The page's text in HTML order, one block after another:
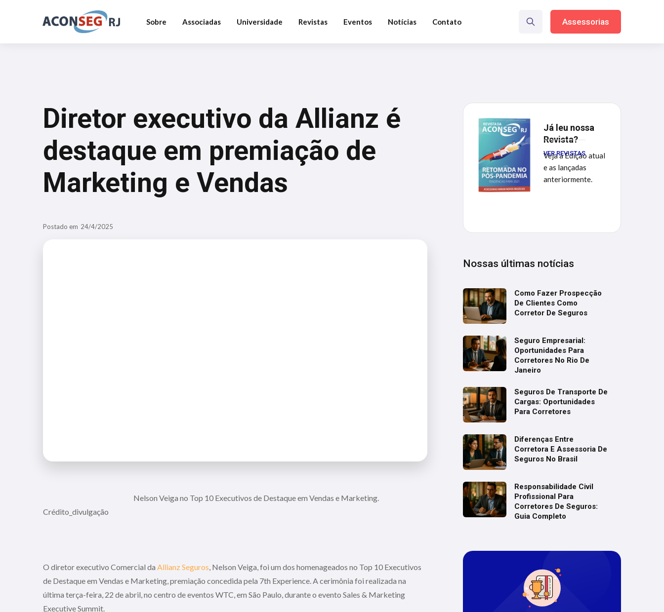
Sobre Associadas Universidade Revistas Eventos Notícias Contato Assessorias
Diretor executivo da Allianz é
destaque em premiação de
Marketing e Vendas
Postado em 24/4/2025
Nelson Veiga no Top 10 Executivos de Destaque em Vendas e Marketing.
Crédito_divulgação
O diretor executivo Comercial da Allianz Seguros, Nelson Veiga, foi um dos homenageados no Top 10 Executivos
de Destaque em Vendas e Marketing, premiação concedida pela 7th Experience. A cerimônia foi realizada na
última terça-feira, 22 de abril, no centro de eventos WTC, em São Paulo, durante o evento Sales & Marketing
Executive Summit.
Já leu nossa
Revista?
Veja a Edição atual
e as lançadas
anteriormente.
VER REVISTAS
Nossas últimas notícias
Como Fazer Prospecção
De Clientes Como
Corretor De Seguros
Seguro Empresarial:
Oportunidades Para
Corretores No Rio De
Janeiro
Seguros De Transporte De
Cargas: Oportunidades
Para Corretores
Diferenças Entre
Corretora E Assessoria De
Seguros No Brasil
Responsabilidade Civil
Profissional Para
Corretores De Seguros:
Guia Completo